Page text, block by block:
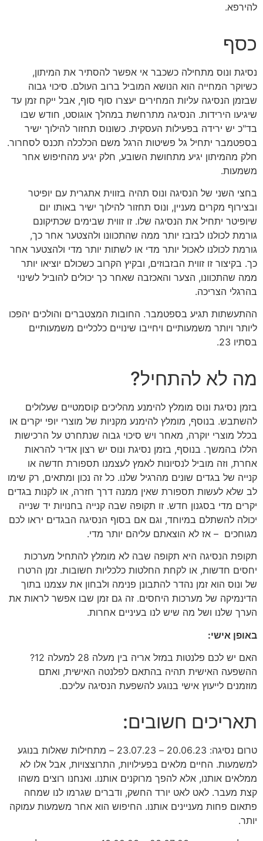
להירפא.
כסף
נסיגת ונוס מתחילה כשכבר אי אפשר להסתיר את המיתון,
כשיוקר המחייה הוא הנושא המוביל ברוב העולם. סיכוי גבוה
שבזמן הנסיגה עליות המחירים יעצרו סוף סוף, אבל ייקח זמן עד
שיגיעו הירידות. הנסיגה מתרחשת במהלך אוגוסט, חודש שבו
בד"כ יש ירידה בפעילות העסקית. כשונוס תחזור להילוך ישיר
בספטמבר יתחיל גל פשיטות הרגל משם הכלכלה תכנס לסחרור.
חלק מהמיתון יגיע מתחושת השובע, חלק יגיע מהחיפוש אחר
משמעות.
בחצי השני של הנסיגה ונוס תהיה בזווית אתגרית עם יופיטר
ובצירוף מקרים מעניין, ונוס תחזור להילוך ישיר באותו יום
שיופיטר יתחיל את הנסיגה שלו. זו זווית שבימים שכתיקונם
גורמת לכולנו לבזבז יותר ממה שהתכוונו ולהצטער אחר כך,
גורמת לכולנו לאכול יותר מדי או לשתות יותר מדי ולהצטער אחר
כך. בקיצור זו זווית הבזבוזים, ובקיץ הקרוב כשכולם יוציאו יותר
ממה שהתכוונו, הצער והאכזבה שאחר כך יכולים להוביל לשינוי
בהרגלי הצריכה.
ההתעשתות תגיע בספטמבר. החובות המצטברים והולכים יהפכו
ליותר ויותר משמעותיים ויחייבו שינויים כלכליים משמעותיים
בסתיו 23.
מה לא להתחיל?
בזמן נסיגת ונוס מומלץ להימנע מהליכים קוסמטיים שעלולים
להשתבש. בנוסף, מומלץ להימנע מקניות של מוצרי יופי יקרים או
בכלל מוצרי יוקרה, מאחר ויש סיכוי גבוה שנתחרט על הרכישות
הללו בהמשך. בנוסף, בזמן נסיגת ונוס יש רצון אדיר להראות
אחרת, וזה מוביל לנסיונות לאמץ לעצמנו תספורת חדשה או
קנייה של בגדים שונים מהרגיל שלנו. כל זה נכון ומתאים, רק שימו
לב שלא לעשות תספורת שאין ממנה דרך חזרה, או לקנות בגדים
יקרים מדי בסגנון חדש. זו תקופה שבה קנייה בחנויות יד שנייה
יכולה להשתלם במיוחד, וגם אם בסוף הנסיגה הבגדים יראו לכם
מגוחכים – אז לא הוצאתם עליהם יותר מדי.
תקופת הנסיגה היא תקופה שבה לא מומלץ להתחיל מערכות
יחסים חדשות, או לקחת החלטות כלכליות חשובות. זמן הרטרו
של ונוס הוא זמן נהדר להתבונן פנימה ולבחון את עצמנו בתוך
הדינמיקה של מערכות היחסים. זה גם זמן שבו אפשר לראות את
הערך שלנו ושל מה שיש לנו בעיניים אחרות.
באופן אישי:
האם יש לכם פלנטות במזל אריה בין מעלה 28 למעלה 12?
ההשפעה האישית תהיה בהתאם לפלנטה האישית, ואתם
מוזמנים לייעוץ אישי בנוגע להשפעת הנסיגה עליכם.
תאריכים חשובים:
טרום נסיגה: 20.06.23 – 23.07.23 – מתחילות שאלות בנוגע
למשמעות. החיים מלאים בפעילויות, התרוצצויות, אבל אלו לא
ממלאים אותנו, אלא להפך מרוקנים אותנו. ואנחנו רוצים משהו
קצת מעבר. לאט לאט יורד החשק, ודברים שגרמו לנו שמחה
פתאום פחות מעניינים אותנו. החיפוש הוא אחר משמעות עמוקה
יותר.